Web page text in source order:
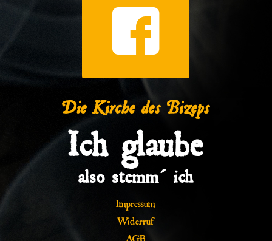
Die Kirche des Bizeps
Ich glaube
also stemm´ ich
Impressum
Widerruf
AGB